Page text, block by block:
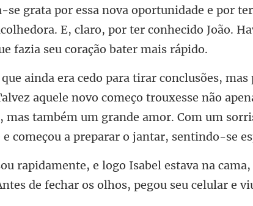
-se grata por essa nova oportunidade e por
E, claro,
aquele novo começo trouxesse não
mas também um grande amor. Com
a
de fechar os